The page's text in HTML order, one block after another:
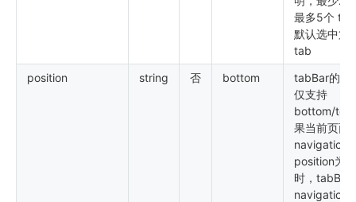
最多5个
默认选中第
tab
position
string 否 bottom
tabBar的位
仅支持
bottom/top
果当前页面
position为
时，tabBar